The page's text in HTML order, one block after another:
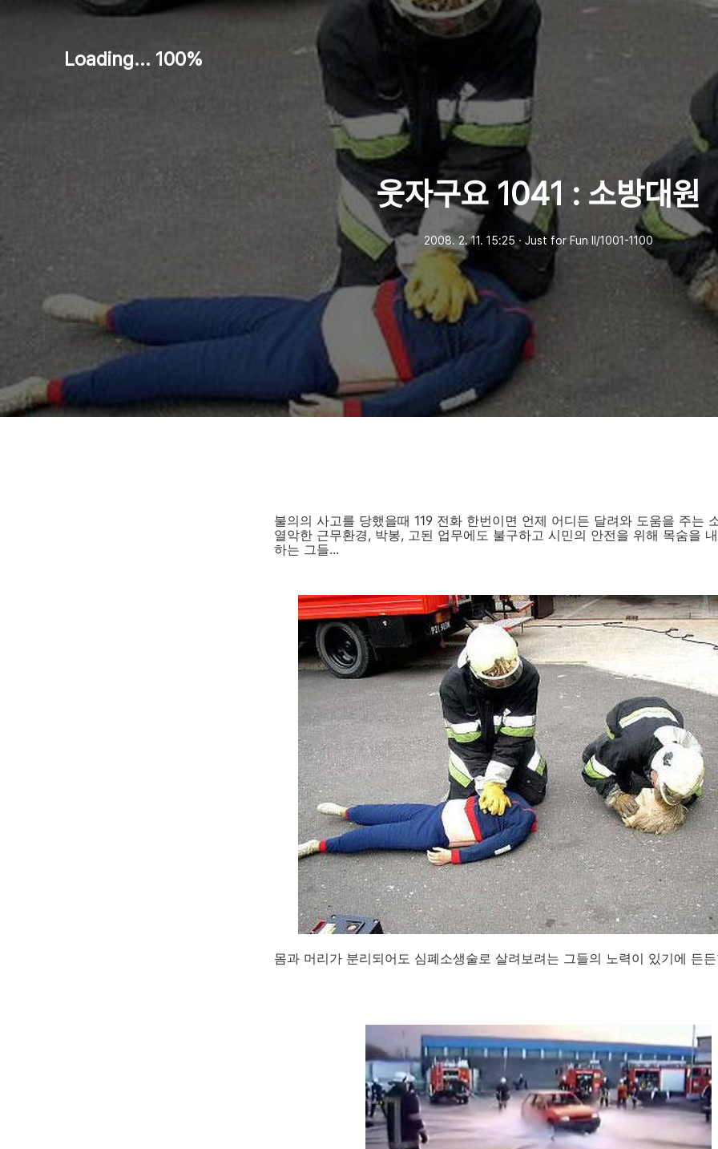
Loading... 100%
웃자구요 1041 : 소방대원
2008. 2. 11. 15:25 ㆍ Just for Fun Ⅱ/1001-1100
불의의 사고를 당했을때 119 전화 한번이면 언제 어디든 달려와 도움을 주는
열악한 근무환경, 박봉, 고된 업무에도 불구하고 시민의 안전을 위해 목숨을
하는 그들...
몸과 머리가 분리되어도 심폐소생술로 살려보려는 그들의 노력이 있기에 든